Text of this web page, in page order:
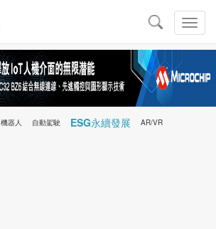
切
換
導
導
航
機器人 自動駕駛 ESG永續發展 AR/VR